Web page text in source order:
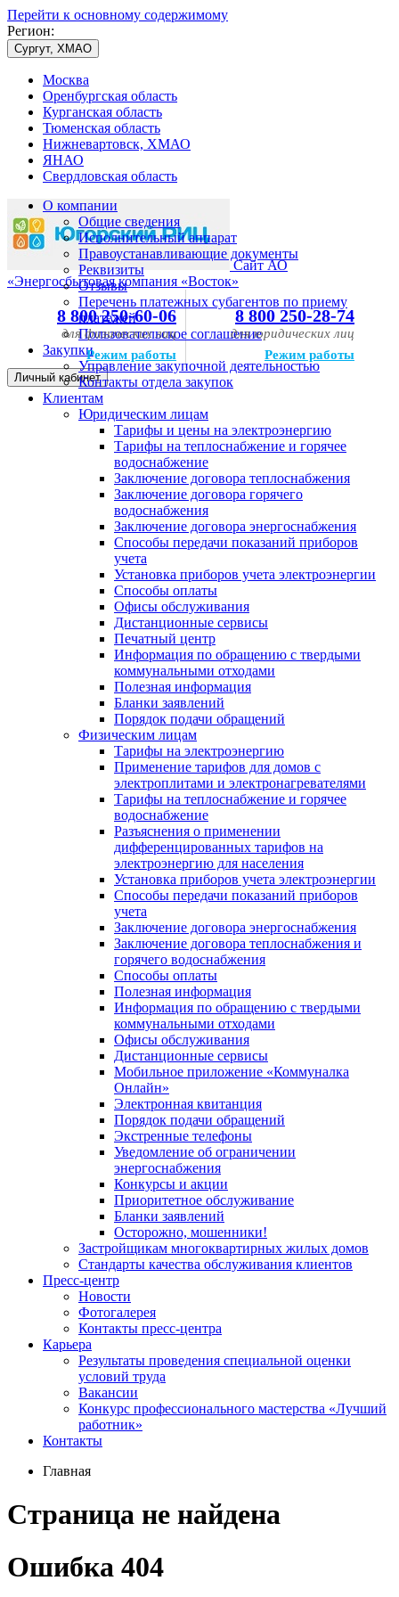
Перейти к основному содержимому
Регион:
Сургут, ХМАО
Москва
Оренбургская область
Курганская область
Тюменская область
Нижневартовск, ХМАО
ЯНАО
Свердловская область
Сайт АО
«Энергосбытовая компания «Восток»
8 800 250-60-06
для физических лиц
Режим работы
8 800 250-28-74
для юридических лиц
Режим работы
Личный кабинет
О компании
Общие сведения
Исполнительный аппарат
Правоустанавливающие документы
Реквизиты
Отзывы
Перечень платежных субагентов по приему
платежей
Пользовательское соглашение
Закупки
Управление закупочной деятельностью
Контакты отдела закупок
Клиентам
Юридическим лицам
Тарифы и цены на электроэнергию
Тарифы на теплоснабжение и горячее
водоснабжение
Заключение договора теплоснабжения
Заключение договора горячего
водоснабжения
Заключение договора энергоснабжения
Способы передачи показаний приборов
учета
Установка приборов учета электроэнергии
Способы оплаты
Офисы обслуживания
Дистанционные сервисы
Печатный центр
Информация по обращению с твердыми
коммунальными отходами
Полезная информация
Бланки заявлений
Порядок подачи обращений
Физическим лицам
Тарифы на электроэнергию
Применение тарифов для домов с
электроплитами и электронагревателями
Тарифы на теплоснабжение и горячее
водоснабжение
Разъяснения о применении
дифференцированных тарифов на
электроэнергию для населения
Установка приборов учета электроэнергии
Способы передачи показаний приборов
учета
Заключение договора энергоснабжения
Заключение договора теплоснабжения и
горячего водоснабжения
Способы оплаты
Полезная информация
Информация по обращению с твердыми
коммунальными отходами
Офисы обслуживания
Дистанционные сервисы
Мобильное приложение «Коммуналка
Онлайн»
Электронная квитанция
Порядок подачи обращений
Экстренные телефоны
Уведомление об ограничении
энергоснабжения
Конкурсы и акции
Приоритетное обслуживание
Бланки заявлений
Осторожно, мошенники!
Застройщикам многоквартирных жилых домов
Стандарты качества обслуживания клиентов
Пресс-центр
Новости
Фотогалерея
Контакты пресс-центра
Карьера
Результаты проведения специальной оценки
условий труда
Вакансии
Конкурс профессионального мастерства «Лучший
работник»
Контакты
Главная
Страница не найдена
Ошибка 404